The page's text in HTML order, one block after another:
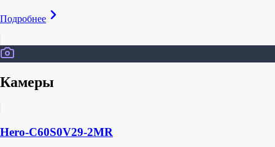
Подробнее
Камеры
Hero-C60S0V29-2MR